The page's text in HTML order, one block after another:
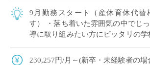
9月勤務スタート（産休育休代替
す） ・落ち着いた雰囲気の中でじ
導に取り組みたい方にピッタリの学
中です）
230,257円/月～(新卒・未経験者の場